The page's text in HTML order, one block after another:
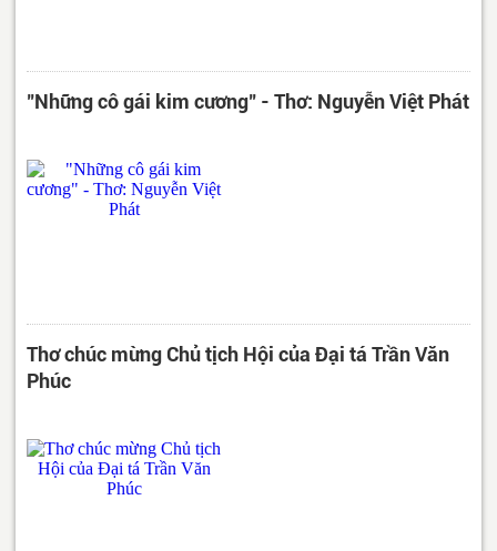
"Những cô gái kim cương" - Thơ: Nguyễn Việt Phát
Thơ chúc mừng Chủ tịch Hội của Đại tá Trần Văn
Phúc